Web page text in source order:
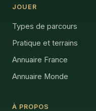
JOUER
Types de parcours
Pratique et terrains
Annuaire France
Annuaire Monde
À PROPOS